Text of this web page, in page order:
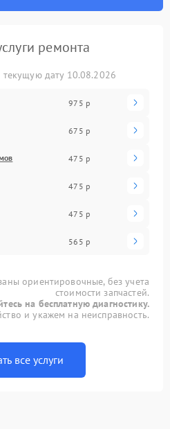
ремонта
дату 10.08.2026
975 р
675 р
475 р
475 р
475 р
565 р
ориентировочные, без учета
стоимости запчастей.
на бесплатную диагностику.
и укажем на неисправность.
все услуги